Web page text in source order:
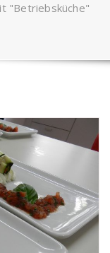
"Betriebsküche"